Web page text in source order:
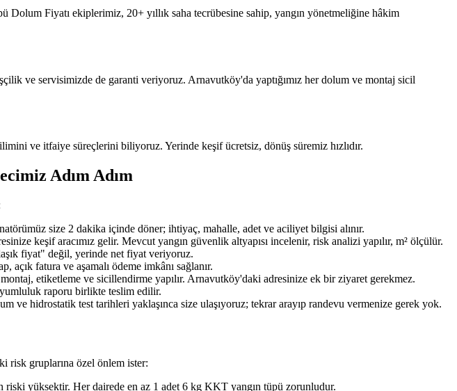
Fiyatı ekiplerimiz, 20+ yıllık saha tecrübesine sahip, yangın yönetmeliğine hâkim
ve servisimizde de garanti veriyoruz. Arnavutköy'da yaptığımız her dolum ve montaj sicil
ve itfaiye süreçlerini biliyoruz. Yerinde keşif ücretsiz, dönüş süremiz hızlıdır.
Adım Adım
size 2 dakika içinde döner; ihtiyaç, mahalle, adet ve aciliyet bilgisi alınır.
keşif aracımız gelir. Mevcut yangın güvenlik altyapısı incelenir, risk analizi yapılır, m² ölçülür.
fiyat" değil, yerinde net fiyat veriyoruz.
açık fatura ve aşamalı ödeme imkânı sağlanır.
etiketleme ve sicillendirme yapılır. Arnavutköy'daki adresinize ek bir ziyaret gerekmez.
raporu birlikte teslim edilir.
ve hidrostatik test tarihleri yaklaşınca size ulaşıyoruz; tekrar arayıp randevu vermenize gerek yok.
risk gruplarına özel önlem ister:
yüksektir. Her dairede en az 1 adet 6 kg KKT yangın tüpü zorunludur.